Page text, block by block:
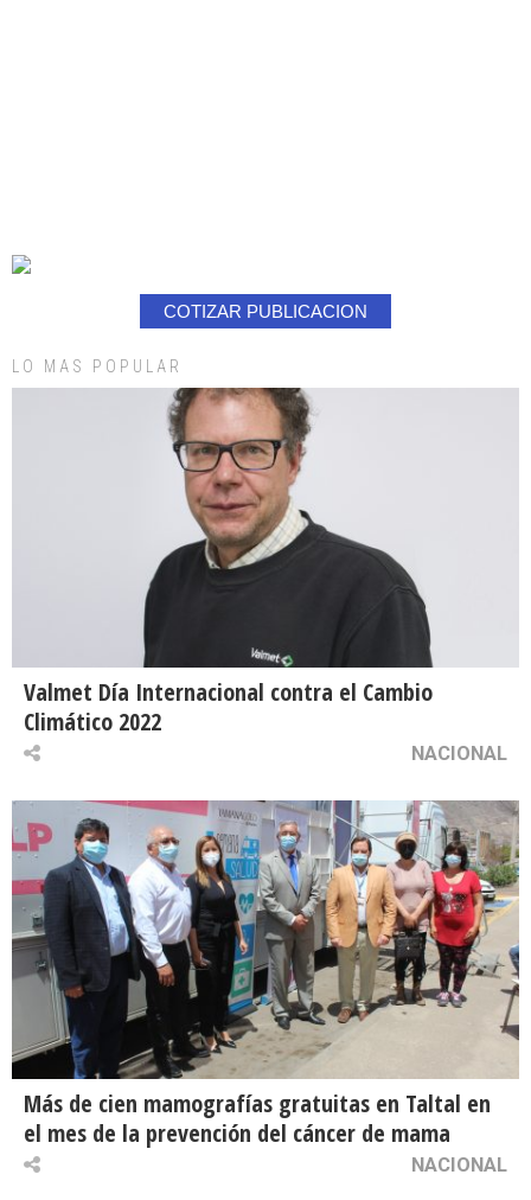
COTIZAR PUBLICACION
LO MAS POPULAR
Valmet Día Internacional contra el Cambio
Climático 2022
NACIONAL
Más de cien mamografías gratuitas en Taltal en
el mes de la prevención del cáncer de mama
NACIONAL